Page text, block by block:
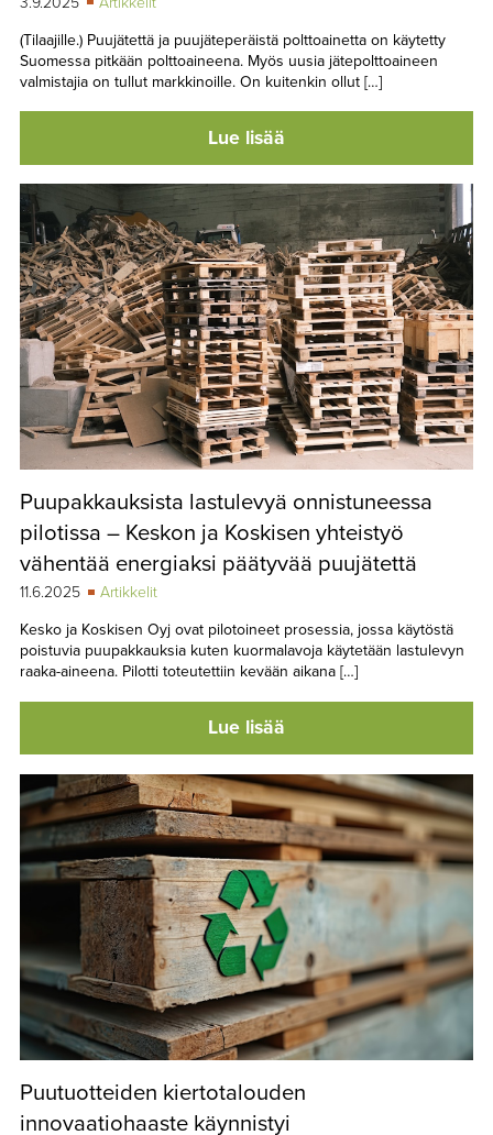
(Tilaajille.) Puujätettä ja puujäteperäistä polttoainetta on käytetty
Suomessa pitkään polttoaineena. Myös uusia jätepolttoaineen
valmistajia on tullut markkinoille. On kuitenkin ollut […]
Lue lisää
Puupakkauksista lastulevyä onnistuneessa
pilotissa – Keskon ja Koskisen yhteistyö
vähentää energiaksi päätyvää puujätettä
11.6.2025
Artikkelit
Kesko ja Koskisen Oyj ovat pilotoineet prosessia, jossa käytöstä
poistuvia puupakkauksia kuten kuormalavoja käytetään lastulevyn
raaka-aineena. Pilotti toteutettiin kevään aikana […]
Lue lisää
Puutuotteiden kiertotalouden
innovaatiohaaste käynnistyi